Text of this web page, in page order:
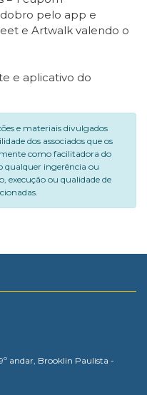
pelo app e
e Artwalk valendo o
e aplicativo do
e materiais divulgados
dos associados que os
como facilitadora do
qualquer ingerência ou
execução ou qualidade de
andar, Brooklin Paulista -